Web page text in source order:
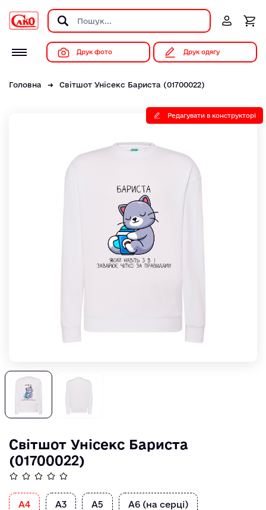
Друк фото Друк одягу
Головна Світшот Унісекс Бариста (01700022)
Редагувати в конструкторі
Світшот Унісекс Бариста
(01700022)
А4 А3 А5 А6 (на серці)